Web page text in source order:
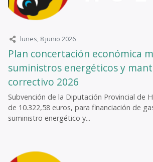
lunes, 8 junio 2026
Plan concertación económica
suministros energéticos y
correctivo 2026
Subvención de la Diputación Provincial de
de 10.322,58 euros, para financiación de
suministro energético y...